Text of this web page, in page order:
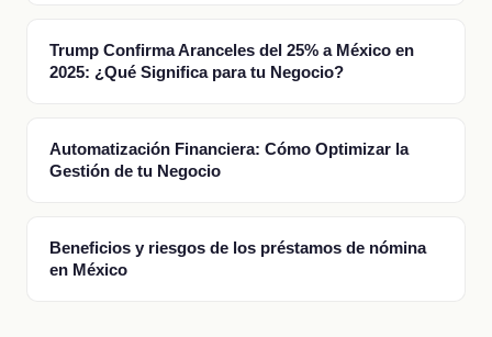
Trump Confirma Aranceles del 25% a México en
2025: ¿Qué Significa para tu Negocio?
Automatización Financiera: Cómo Optimizar la
Gestión de tu Negocio
Beneficios y riesgos de los préstamos de nómina
en México